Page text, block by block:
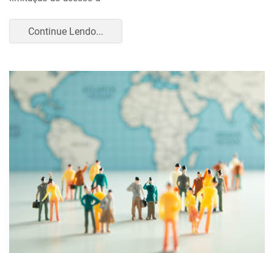
Continue Lendo...